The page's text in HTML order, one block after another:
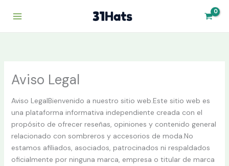
Aviso Legal
Aviso LegalBienvenido a nuestro sitio web.Este sitio web es
una plataforma informativa independiente creada con el
propósito de ofrecer reseñas, opiniones y contenido general
relacionado con sombreros y accesorios de moda.No
estamos afiliados, asociados, patrocinados ni respaldados
oficialmente por ninguna marca, empresa o titular de marca